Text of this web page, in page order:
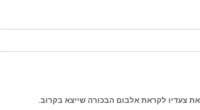
צעדיו לקראת אלבום הבכורה שייצא בקרוב.